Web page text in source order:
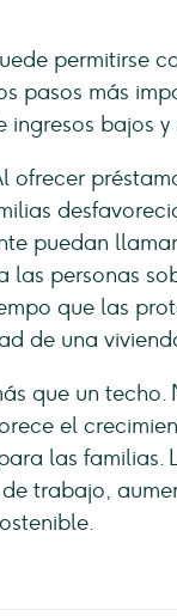
permitirse
pasos más
bajos y
ofrecer
puedan
las personas
que las
de una
que un techo.
el
las familias.
trabajo,